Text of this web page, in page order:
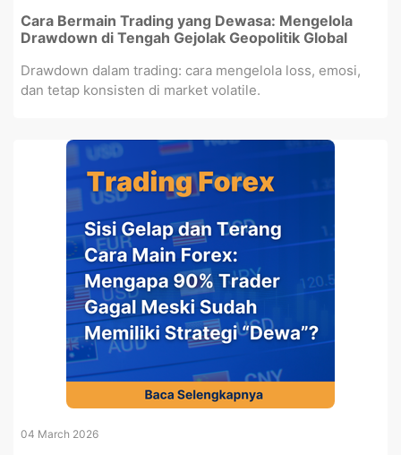
Cara Bermain Trading yang Dewasa: Mengelola
Drawdown di Tengah Gejolak Geopolitik Global
Drawdown dalam trading: cara mengelola loss, emosi,
dan tetap konsisten di market volatile.
04 March 2026